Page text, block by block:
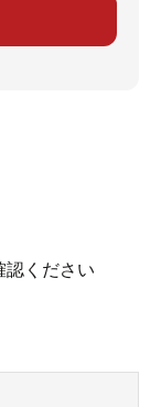
ください